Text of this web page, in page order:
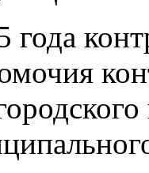
года